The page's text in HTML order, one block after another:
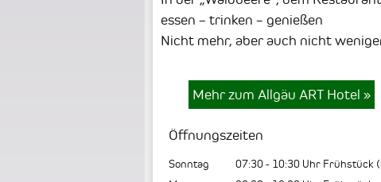
essen – trinken – genießen
Nicht mehr, aber auch nicht
Mehr zum Allgäu ART Hotel»
Öffnungszeiten
Sonntag 07:30- 10:30 Uhr Frühstück